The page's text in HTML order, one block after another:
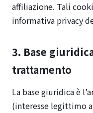
affiliazione. Tali
informativa privacy
3. Base
trattamento
La base giuridica è
(interesse legittimo